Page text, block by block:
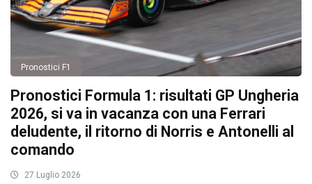
Pronostici F1
Pronostici Formula 1: risultati GP Ungheria
2026, si va in vacanza con una Ferrari
deludente, il ritorno di Norris e Antonelli al
comando
27 Luglio 2026